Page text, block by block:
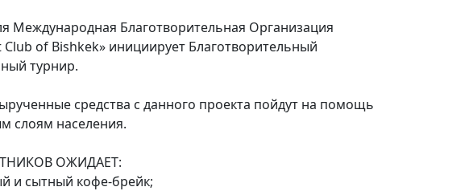
Международная Благотворительная Организация
of Bishkek» инициирует Благотворительный
турнир.
средства с данного проекта пойдут на помощь
слоям населения.
ОЖИДАЕТ:
и сытный кофе-брейк;